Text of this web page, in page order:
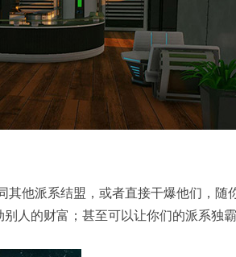
他派系结盟，或者直接干爆他们，随
人的财富；甚至可以让你们的派系独